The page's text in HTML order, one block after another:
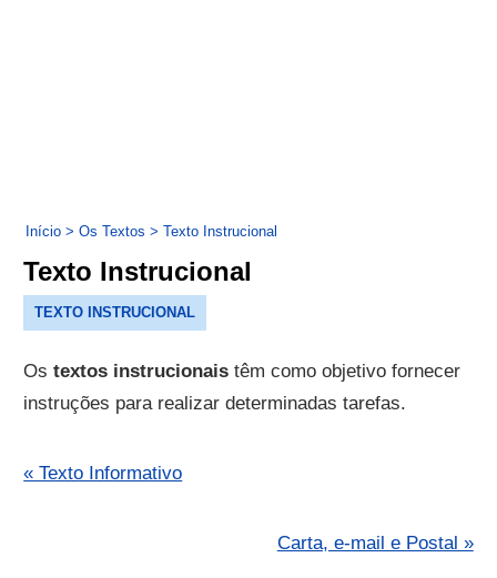
Início > Os Textos > Texto Instrucional
Texto Instrucional
TEXTO INSTRUCIONAL
Ostextos instrucionais têm como objetivo fornecer
instruções para realizar determinadas tarefas.
« Texto Informativo
Carta, e-mail e Postal »